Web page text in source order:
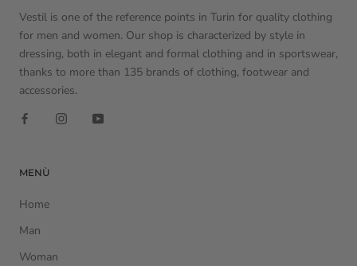
Vestil is one of the reference points in Turin for quality clothing
for men and women. Our shop is characterized by style in
dressing, both in elegant and formal clothing and in sportswear,
thanks to more than 135 brands of clothing, footwear and
accessories.
MENÙ
Home
Man
Woman